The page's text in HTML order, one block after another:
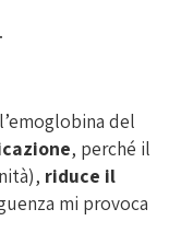
del
, perché il
riduce il
mi provoca